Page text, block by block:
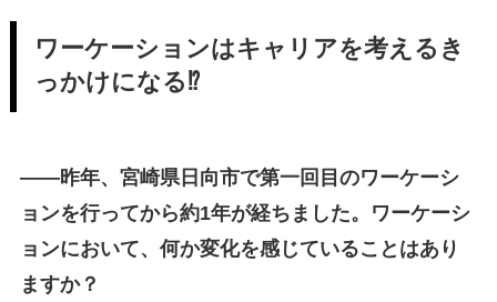
ワーケーションはキャリアを考えるき
っかけになる⁉
――昨年、宮崎県日向市で第一回目のワーケーシ
ョンを行ってから約1年が経ちました。ワーケーシ
ョンにおいて、何か変化を感じていることはあり
ますか？